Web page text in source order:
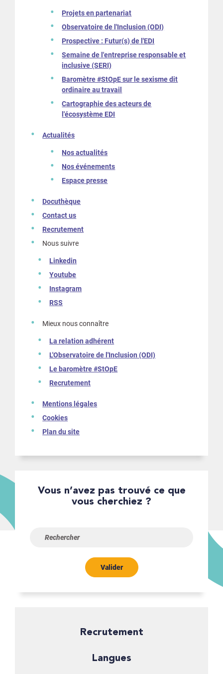
Projets en partenariat
Observatoire de l'Inclusion (ODI)
Prospective : Futur(s) de l'EDI
Semaine de l'entreprise responsable et
inclusive (SERI)
Baromètre #StOpE sur le sexisme dit
ordinaire au travail
Cartographie des acteurs de
l'écosystème EDI
Actualités
Nos actualités
Nos événements
Espace presse
Docuthèque
Contact us
Recrutement
Nous suivre
Linkedin
Youtube
Instagram
RSS
Mieux nous connaître
La relation adhérent
L'Observatoire de l'Inclusion (ODI)
Le baromètre #StOpE
Recrutement
Mentions légales
Cookies
Plan du site
Vous n’avez pas trouvé ce que
vous cherchiez ?
Valider
Recrutement
Langues